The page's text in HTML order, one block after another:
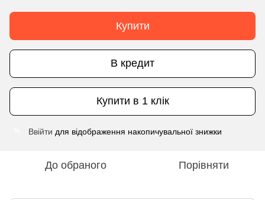
Купити
В кредит
Купити в 1 клік
Ввійти для відображення накопичувальної знижки
До обраного Порівняти